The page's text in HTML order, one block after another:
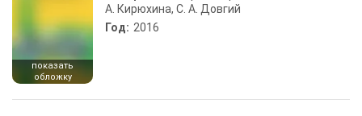
показать
обложку
А. Кирюхина, С. А. Довгий
Год: 2016